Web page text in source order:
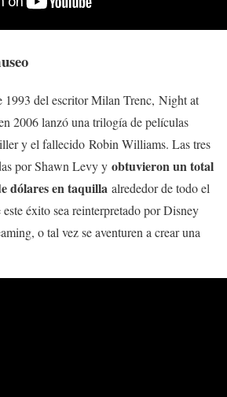
1993 del escritor Milan Trenc, Night at
2006 lanzó una trilogía de películas
y el fallecido Robin Williams. Las tres
por Shawn Levy y obtuvieron un total
dólares en taquilla alrededor de todo el
éxito sea reinterpretado por Disney
o tal vez se aventuren a crear una